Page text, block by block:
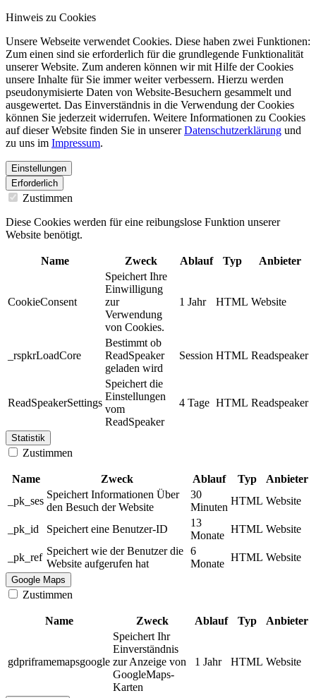
Hinweis zu Cookies
Unsere Webseite verwendet Cookies. Diese haben zwei Funktionen:
Zum einen sind sie erforderlich für die grundlegende Funktionalität
unserer Website. Zum anderen können wir mit Hilfe der Cookies
unsere Inhalte für Sie immer weiter verbessern. Hierzu werden
pseudonymisierte Daten von Website-Besuchern gesammelt und
ausgewertet. Das Einverständnis in die Verwendung der Cookies
können Sie jederzeit widerrufen. Weitere Informationen zu Cookies
auf dieser Website finden Sie in unsererDatenschutzerklärung und
zu uns im Impressum.
Einstellungen
Erforderlich
Zustimmen
Diese Cookies werden für eine reibungslose Funktion unserer
Website benötigt.
Name Zweck Ablauf Typ Anbieter
CookieConsent
Speichert Ihre
Einwilligung
zur
Verwendung
von Cookies.
1 Jahr HTML Website
_rspkrLoadCore
Bestimmt ob
ReadSpeaker
geladen wird
Session HTML Readspeaker
ReadSpeakerSettings
Speichert die
Einstellungen
vom
ReadSpeaker
4 Tage HTML Readspeaker
Statistik
Zustimmen
Name Zweck Ablauf Typ
Anbieter
_pk_ses
Speichert Informationen Über
den Besuch der Website
30
Minuten
HTML Website
_pk_id Speichert eine Benutzer-ID
13
Monate
HTML Website
_pk_ref
Speichert wie der Benutzer die
Website aufgerufen hat
6
Monate
HTML Website
Google Maps
Zustimmen
Name Zweck Ablauf Typ Anbieter
gdpriframemapsgoogle
Speichert Ihr
Einverständnis
zur Anzeige von
GoogleMaps-
Karten
1 Jahr HTML Website